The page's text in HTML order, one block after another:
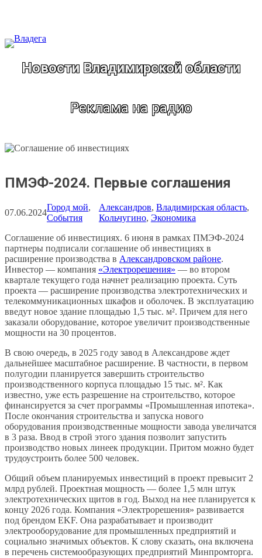
Новости Владимирской области
Реклама на радио
ПМЭФ-2024. Первые соглашения
07.06.2024
Город мой
События
Александров, Владимирская область
Кольчугино, Экономика
Соглашение об инвестициях. 6 июня в рамках ПМЭФ-2024
партнеры подписали соглашение об инвестициях в
расширение производства в Александровском районе.
Инвестор — компания «Электрорешения» — во втором
квартале текущего года начнет реализацию проекта. Суть
проекта — расширение производства электротехнических и
телекоммуникационных шкафов и оболочек. В эксплуатацию
введут новое здание площадью 1,5 тыс. м². Причем для него
заказали оборудование, которое увеличит производственные
мощности на 30 процентов.
В свою очередь, в 2025 году завод в Александрове ждет
дальнейшее масштабное расширение. В частности, в первом
полугодии планируется завершить строительство
производственного корпуса площадью 15 тыс. м². Как
известно, уже есть разрешение на строительство, которое
финансируется за счет программы «Промышленная ипотека».
После окончания строительства и запуска нового
оборудования производственные мощности завода увеличатся
в 3 раза. Ввод в строй этого здания позволит запустить
производство новых линеек продукции. Притом можно будет
трудоустроить более 500 человек.
Общий объем планируемых инвестиций в проект превысит 2
млрд рублей. Проектная мощность — более 1,5 млн штук
электротехнических щитов в год. Выход на нее планируется к
концу 2026 года. Компания «Электрорешения» развивается
под брендом EKF. Она разрабатывает и производит
электрооборудование для промышленных предприятий и
социально значимых объектов. К слову сказать, она включена
в перечень системообразующих предприятий Минпромторга.